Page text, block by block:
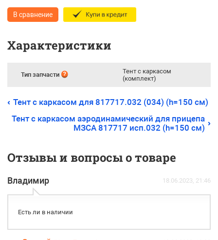
В сравнение
Характеристики
Тип запчасти
Тент с каркасом
(комплект)
Тент с каркасом для 817717.032 (034) (h=150 см)
Тент с каркасом аэродинамический для прицепа
МЗСА 817717 исп.032 (h=150 см)
Отзывы и вопросы о товаре
Владимир 18.06.2023, 21:46
Есть ли в наличии